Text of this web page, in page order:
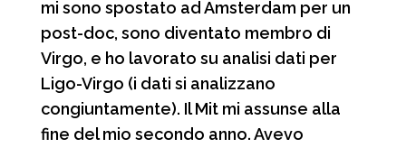
mi sono spostato ad Amsterdam per un
post-doc, sono diventato membro di
Virgo, e ho lavorato su analisi dati per
Ligo-Virgo (i dati si analizzano
congiuntamente). Il Mit mi assunse alla
fine del mio secondo anno. Avevo